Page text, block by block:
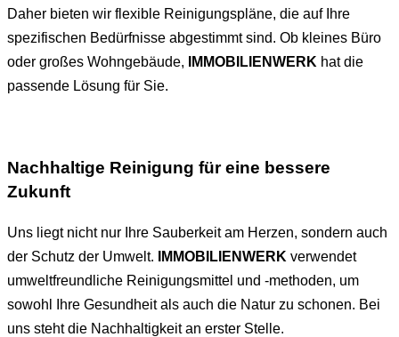
Daher bieten wir flexible Reinigungspläne, die auf Ihre
spezifischen Bedürfnisse abgestimmt sind. Ob kleines Büro
oder großes Wohngebäude,
IMMOBILIENWERK hat die
passende Lösung für Sie.
Nachhaltige Reinigung für eine bessere
Zukunft
Uns liegt nicht nur Ihre Sauberkeit am Herzen, sondern auch
der Schutz der Umwelt.
IMMOBILIENWERK verwendet
umweltfreundliche Reinigungsmittel und -methoden, um
sowohl Ihre Gesundheit als auch die Natur zu schonen. Bei
uns steht die Nachhaltigkeit an erster Stelle.